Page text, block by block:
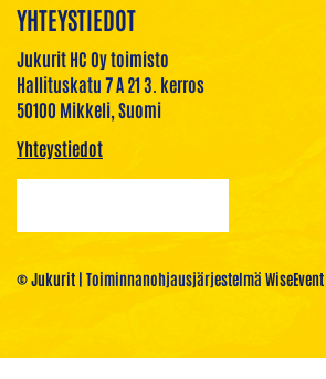
YHTEYSTIEDOT
Jukurit HC Oy toimisto
Hallituskatu 7 A 21 3. kerros
50100 Mikkeli, Suomi
Yhteystiedot
© Jukurit | Toiminnanohjausjärjestelmä WiseEvent